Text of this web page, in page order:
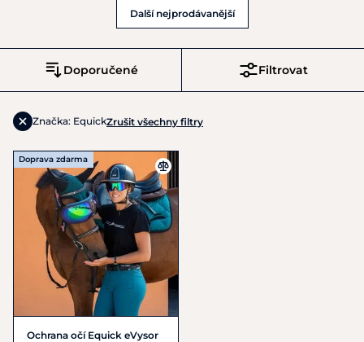
Další nejprodávanější
Filtrovat
Doporučené
Značka: EquickZrušit všechny filtry
Doprava zdarma
Ochrana očí Equick eVysor